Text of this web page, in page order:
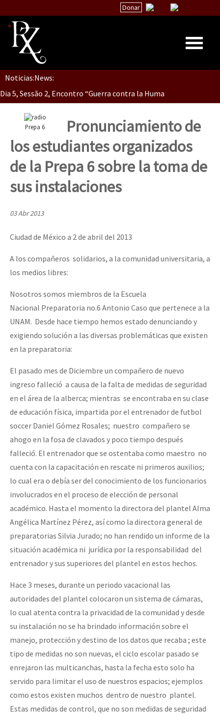
Donar
Inicio
Quiénes Somos
La palabra del EZLN
TEMAS
Chiapas
México
Latinoamérica
La Sexta
Migración
Presos
Niñxs
ETIQUETAS
MULTIMEDIA
Fotorreportaje
Video
Otras secciones
Semillero Guerra contra la Humanidad. (Las poblaciones y
la naturaleza bajo asedio)
Libros para descargar
Medios Libres
Eventos
Contacto
Noticias:News:
Dia 5, Sessão 2, Encontro “Guerra contra la Humanidad”
Dia 5, sessão 1, do Encontro “Guerra contra a Humanidade”(As
Dia 4 – Encontro “Guerra contra a Humanidade” (As populações
Dia 3 do Encontro “Guerra contra a Humanidade”
Dia 2 do Encontro “Guerra contra a Humanidad”
“Sonhando a Terra do Bem Virá” se publica no Estado Espanhol
Se o México sabe, que o mundo saiba! Nossas lutas pela
[25 abr – CDMX] Tokín por el CNI: 30 años de Resistencia y
Prepa 6
Pronunciamiento de
los estudiantes organizados
de la Prepa 6 sobre la toma de
sus instalaciones
03 Abr 2013
Ciudad de México a 2 de abril del 2013
A los compañeros solidarios, a la comunidad universitaria, a
los medios libres:
Nosotros somos miembros de la Escuela
Nacional Preparatoria no.6 Antonio Caso que pertenece a la
UNAM. Desde hace tiempo hemos estado denunciando y
exigiendo solución a las diversas problemáticas que existen
en la preparatoria:
El pasado mes de Diciembre un compañero de nuevo
ingreso falleció a causa de la falta de medidas de seguridad
en el área de la alberca; mientras se encontraba en su clase
de educación física, impartida por el entrenador de futbol
soccer Daniel Gómez Rosales; nuestro compañero se
ahogo en la fosa de clavados y poco tiempo después
falleció. El entrenador que se ostentaba como maestro no
cuenta con la capacitación en rescate ni primeros auxilios;
lo cual era o debía ser del conocimiento de los funcionarios
involucrados en el proceso de elección de personal
académico. Hasta el momento la directora del plantel Alma
Angélica Martínez Pérez, así como la directora general de
preparatorias Silvia Jurado; no han rendido un informe de la
situación académica ni jurídica por la responsabilidad del
entrenador y sus superiores del plantel en estos hechos.
Hace 3 meses, durante un periodo vacacional las
autoridades del plantel colocaron un sistema de cámaras,
lo cual atenta contra la privacidad de la comunidad y desde
su instalación no se ha brindado información sobre el
manejo, protección y destino de los datos que recaba ; este
tipo de medidas no son nuevas, el ciclo escolar pasado se
enrejaron las multicanchas, hasta la fecha esto solo ha
servido para limitar el uso de nuestros espacios; ejemplos
como estos existen muchos dentro de nuestro plantel.
Estas medidas de control, que no son medidas de seguridad